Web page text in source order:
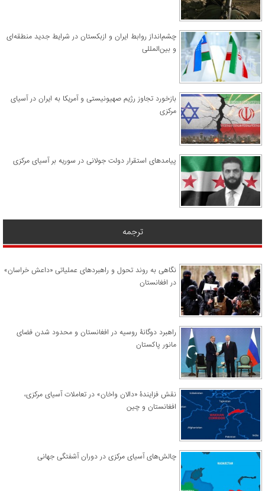
چشم‌انداز روابط ایران و ازبکستان در شرایط جدید منطقه‌ای
و بین‌المللی
​بازخورد تجاوز رژیم صهیونیستی و آمریکا به ایران در آسیای
مرکزی
پیامدهای استقرار دولت جولانی در سوریه بر آسیای مرکزی
ترجمه
نگاهی به روند تحول و راهبردهای عملیاتی «داعش خراسان»
در افغانستان
راهبرد دوگانۀ روسیه در افغانستان و محدود شدن فضای
مانور پاکستان
نقش فزایندۀ «دالان واخان» در تعاملات آسیای مرکزی،
افغانستان و چین
چالش‌های آسیای مرکزی در دوران آشفتگی جهانی